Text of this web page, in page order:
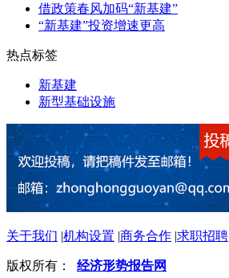
借政策春风加码“新基建”
“新基建”投资增速更高
热点标签
新基建
新型基础设施
关于我们 |机构设置 |商务合作 |求职招聘
版权所有： 经济形势报告网